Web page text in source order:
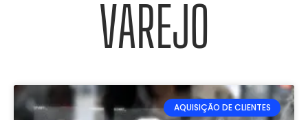
VAREJO
AQUISIÇÃO DE CLIENTES